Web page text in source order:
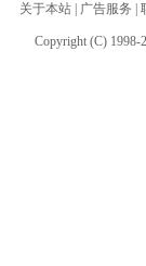
关于本站| 广告服务
Copyright (C) 1998-